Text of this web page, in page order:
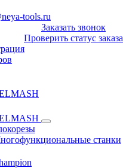
tools.ru
Заказать звонок
Проверить статус заказа
станки